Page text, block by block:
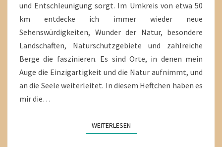
und Entschleunigung sorgt. Im Umkreis von etwa 50
km entdecke ich immer wieder neue
Sehenswürdigkeiten, Wunder der Natur, besondere
Landschaften, Naturschutzgebiete und zahlreiche
Berge die faszinieren. Es sind Orte, in denen mein
Auge die Einzigartigkeit und die Natur aufnimmt, und
an die Seele weiterleitet. In diesem Heftchen haben es
mir die…
WEITERLESENWEITERLESEN